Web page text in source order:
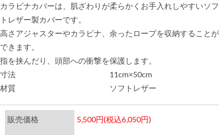
カラビナカバーは、肌ざわりが柔らかくお手入れしやすいソフ
トレザー製カバーです。
高さアジャスターやカラビナ、余ったロープを収納することが
できます。
指を挟んだり、頭部への衝撃を保護します。
寸法
11cm×50cm
材質
ソフトレザー
販売価格 5,500円(税込6,050円)